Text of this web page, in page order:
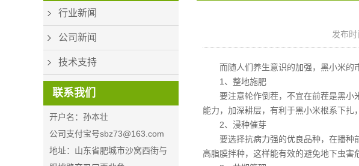
行业新闻
公司新闻
技术支持
联系我们
开户名：孙本壮
公司支付宝号sbz73@163.com
地址：山东省肥城市沙窝西街与
发布
而随人们养生意识的加强，黑小米的
1、整地施肥
要注意轮作倒茬，不宜在前茬是黑小
能力，加深耕层，有利于黑小米根系下扎
2、浸种催芽
要选择抗病力强的优良品种，在播种
高脂膜拌种，这样能有效的避免地下虫害